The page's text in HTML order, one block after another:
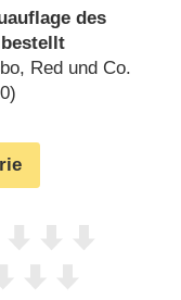
des
Red und Co.
)